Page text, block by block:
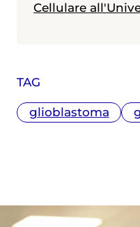
TAG
glioblastoma
Cellulare
Scienza
lavorato nove
cancro e dal